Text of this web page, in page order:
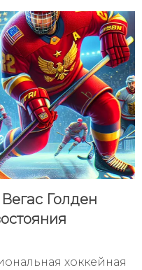
Голден
хоккейная